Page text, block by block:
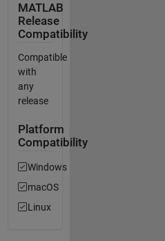
MATLAB
Release
Compatibility
Compatible
with
any
release
Platform
Compatibility
Windows
macOS
Linux